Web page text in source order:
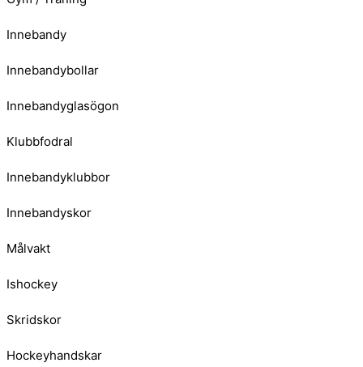
Innebandy
Innebandybollar
Innebandyglasögon
Klubbfodral
Innebandyklubbor
Innebandyskor
Målvakt
Ishockey
Skridskor
Hockeyhandskar